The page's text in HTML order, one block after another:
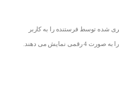
شده توسط فرستنده را به کاربر